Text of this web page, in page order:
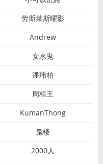
劳斯莱斯曜影
Andrew
女水鬼
潘玮柏
周桓王
KumanThong
鬼楼
2000人